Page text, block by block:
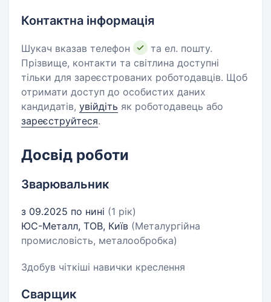
Контактна інформація
Шукач вказав телефон
та ел. пошту.
Прізвище, контакти та світлина доступні
тільки для зареєстрованих роботодавців. Щоб
отримати доступ до особистих даних
кандидатів, увійдіть як роботодавець або
зареєструйтеся.
Досвід роботи
Зварювальник
з 09.2025 по нині (1 рік)
ЮС-Металл, ТОВ, Київ (Металургійна
промисловість, металообробка)
Здобув чіткіші навички креслення
Сварщик